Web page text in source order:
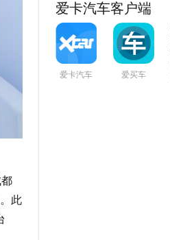
此
爱卡汽车客户端
爱卡汽车 爱买车